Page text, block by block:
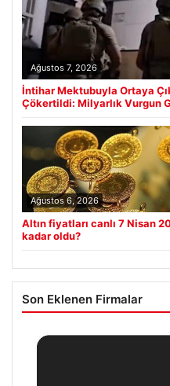
Ağustos 7, 2026
İntihar Mektubuyla Ortaya
Çökertildi: Milyarlık Vurgun
Ağustos 6, 2026
Altın fiyatları canlı 7 Nisan
kadar oldu?
Son Eklenen Firmalar